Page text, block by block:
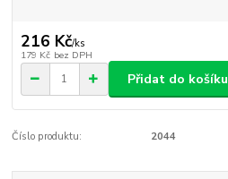
216 Kč/ks
179 Kč bez DPH
Přidat do košíku
Číslo produktu: 2044